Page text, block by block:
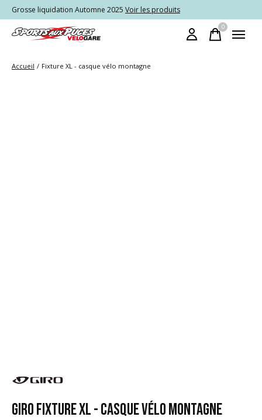
Grosse liquidation Automne 2025 Voir les produits
0items
Accueil / Fixture XL - casque vélo montagne
GIRO FIXTURE XL - CASQUE VÉLO MONTAGNE